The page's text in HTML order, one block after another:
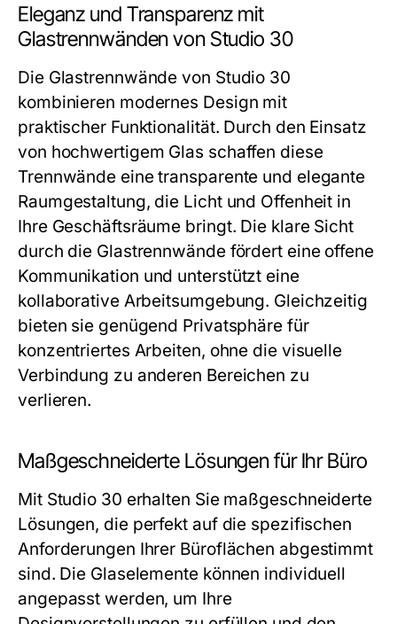
Eleganz und Transparenz mit
Glastrennwänden von Studio 30
Die Glastrennwände von Studio 30
kombinieren modernes Design mit
praktischer Funktionalität. Durch den Einsatz
von hochwertigem Glas schaffen diese
Trennwände eine transparente und elegante
Raumgestaltung, die Licht und Offenheit in
Ihre Geschäftsräume bringt. Die klare Sicht
durch die Glastrennwände fördert eine offene
Kommunikation und unterstützt eine
kollaborative Arbeitsumgebung. Gleichzeitig
bieten sie genügend Privatsphäre für
konzentriertes Arbeiten, ohne die visuelle
Verbindung zu anderen Bereichen zu
verlieren.
Maßgeschneiderte Lösungen für Ihr Büro
Mit Studio 30 erhalten Sie maßgeschneiderte
Lösungen, die perfekt auf die spezifischen
Anforderungen Ihrer Büroflächen abgestimmt
sind. Die Glaselemente können individuell
angepasst werden, um Ihre